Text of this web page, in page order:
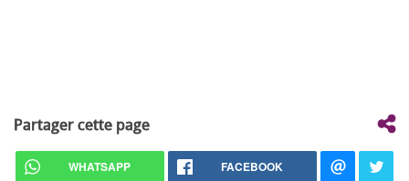
Partager cette page
WHATSAPP FACEBOOK